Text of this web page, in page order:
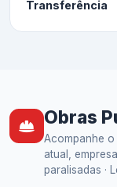
Transferência
Obras
Acompanhe
atual,
paralisadas ·